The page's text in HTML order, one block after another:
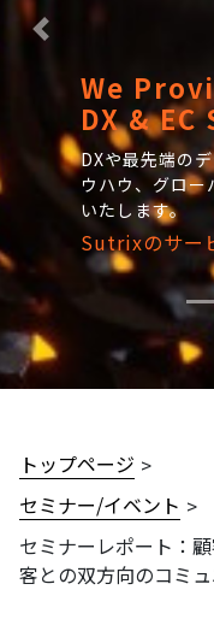
We
DX &
DXや最先端の
ウハウ、グロ
いたします。
Sutrixのサー
Previous
トップページ
セミナー/イベント
セミナーレポート：
客との双方向のコミ